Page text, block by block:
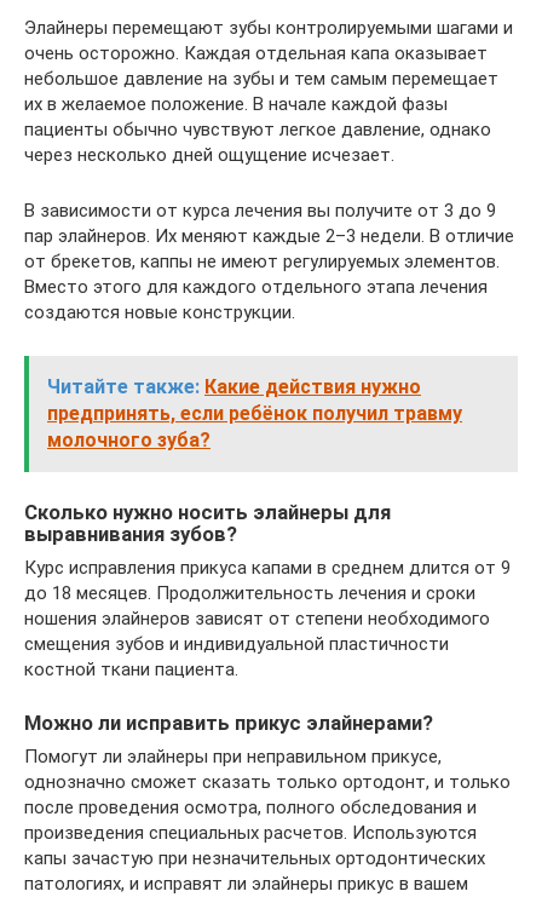
Элайнеры перемещают зубы контролируемыми шагами и
очень осторожно. Каждая отдельная капа оказывает
небольшое давление на зубы и тем самым перемещает
их в желаемое положение. В начале каждой фазы
пациенты обычно чувствуют легкое давление, однако
через несколько дней ощущение исчезает.
В зависимости от курса лечения вы получите от 3 до 9
пар элайнеров. Их меняют каждые 2–3 недели. В отличие
от брекетов, каппы не имеют регулируемых элементов.
Вместо этого для каждого отдельного этапа лечения
создаются новые конструкции.
Читайте также: Какие действия нужно
предпринять, если ребёнок получил травму
молочного зуба?
Сколько нужно носить элайнеры для
выравнивания зубов?
Курс исправления прикуса капами в среднем длится от 9
до 18 месяцев. Продолжительность лечения и сроки
ношения элайнеров зависят от степени необходимого
смещения зубов и индивидуальной пластичности
костной ткани пациента.
Можно ли исправить прикус элайнерами?
Помогут ли элайнеры при неправильном прикусе,
однозначно сможет сказать только ортодонт, и только
после проведения осмотра, полного обследования и
произведения специальных расчетов. Используются
капы зачастую при незначительных ортодонтических
патологиях, и исправят ли элайнеры прикус в вашем